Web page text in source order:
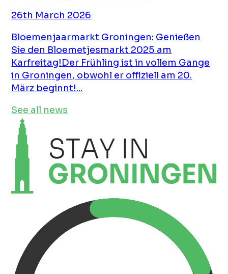
26th March 2026
Bloemenjaarmarkt Groningen: Genießen
Sie den Bloemetjesmarkt 2025 am
Karfreitag!Der Frühling ist in vollem Gange
in Groningen, obwohl er offiziell am 20.
März beginnt!...
See all news